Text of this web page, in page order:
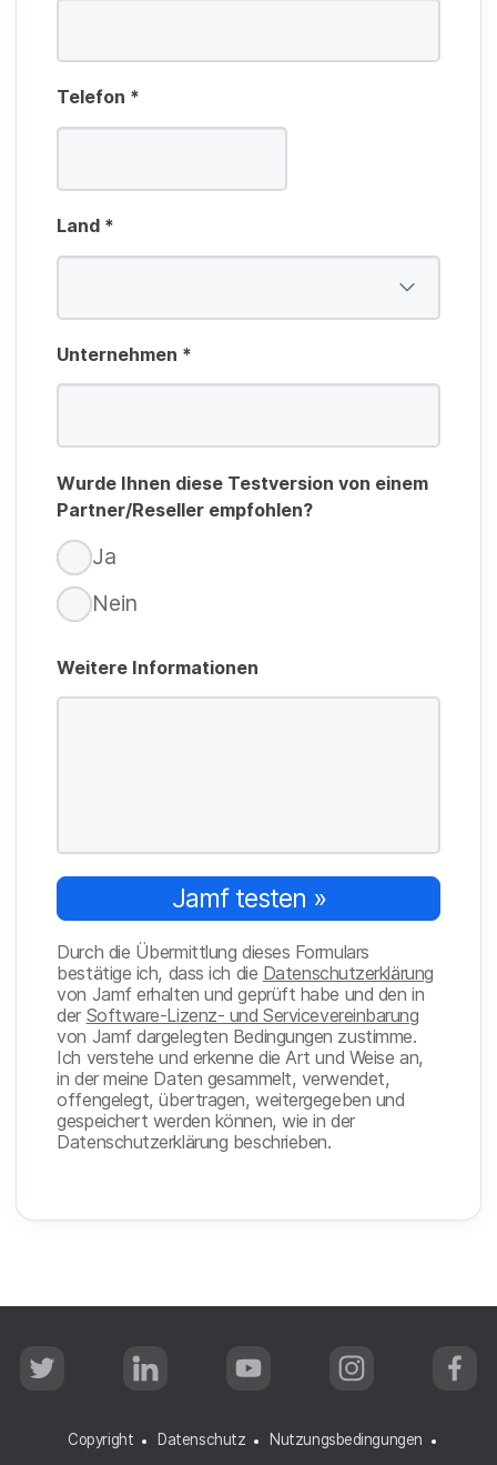
Telefon *
Land *
Unternehmen *
Wurde Ihnen diese Testversion von einem
Partner/Reseller empfohlen?
Ja
Nein
Weitere Informationen
Jamf testen »
Durch die Übermittlung dieses Formulars
bestätige ich, dass ich die Datenschutzerklärung
von Jamf erhalten und geprüft habe und den in
der Software-Lizenz- und Servicevereinbarung
von Jamf dargelegten Bedingungen zustimme.
Ich verstehe und erkenne die Art und Weise an,
in der meine Daten gesammelt, verwendet,
offengelegt, übertragen, weitergegeben und
gespeichert werden können, wie in der
Datenschutzerklärung beschrieben.
Copyright Datenschutz Nutzungsbedingungen
T
w
L
i
e
d
Y
o
u
b
I
n
a
g
F
a